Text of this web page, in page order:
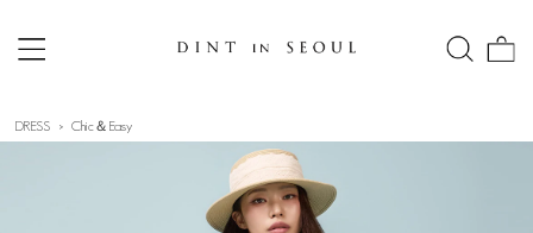
DRESS Chic＆Easy